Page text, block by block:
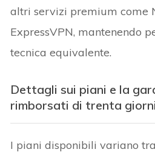
altri servizi premium come
ExpressVPN, mantenendo
tecnica equivalente.
Dettagli sui piani e la
rimborsati di trenta giorni
I piani disponibili variano tra